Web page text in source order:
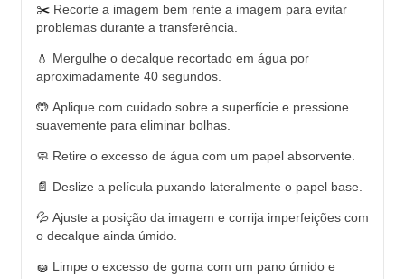
✂️ Recorte a imagem bem rente a imagem para evitar
problemas durante a transferência.
💧 Mergulhe o decalque recortado em água por
aproximadamente 40 segundos.
🤲 Aplique com cuidado sobre a superfície e pressione
suavemente para eliminar bolhas.
🧼 Retire o excesso de água com um papel absorvente.
📄 Deslize a película puxando lateralmente o papel base.
💦 Ajuste a posição da imagem e corrija imperfeições com
o decalque ainda úmido.
🧽 Limpe o excesso de goma com um pano úmido e